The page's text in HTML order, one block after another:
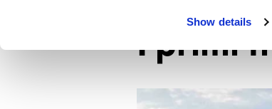
Show details
I primi